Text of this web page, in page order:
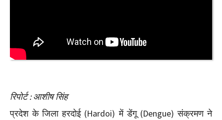
रिपोर्ट : आशीष सिंह
प्रदेश के जिला हरदोई (Hardoi) में डेंगू (Dengue) संक्रमण ने